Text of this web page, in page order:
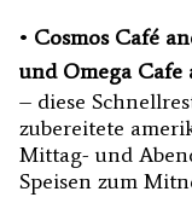
• Cosmos Café
und Omega
– diese
zubereitete
Mittag- und
Speisen zum